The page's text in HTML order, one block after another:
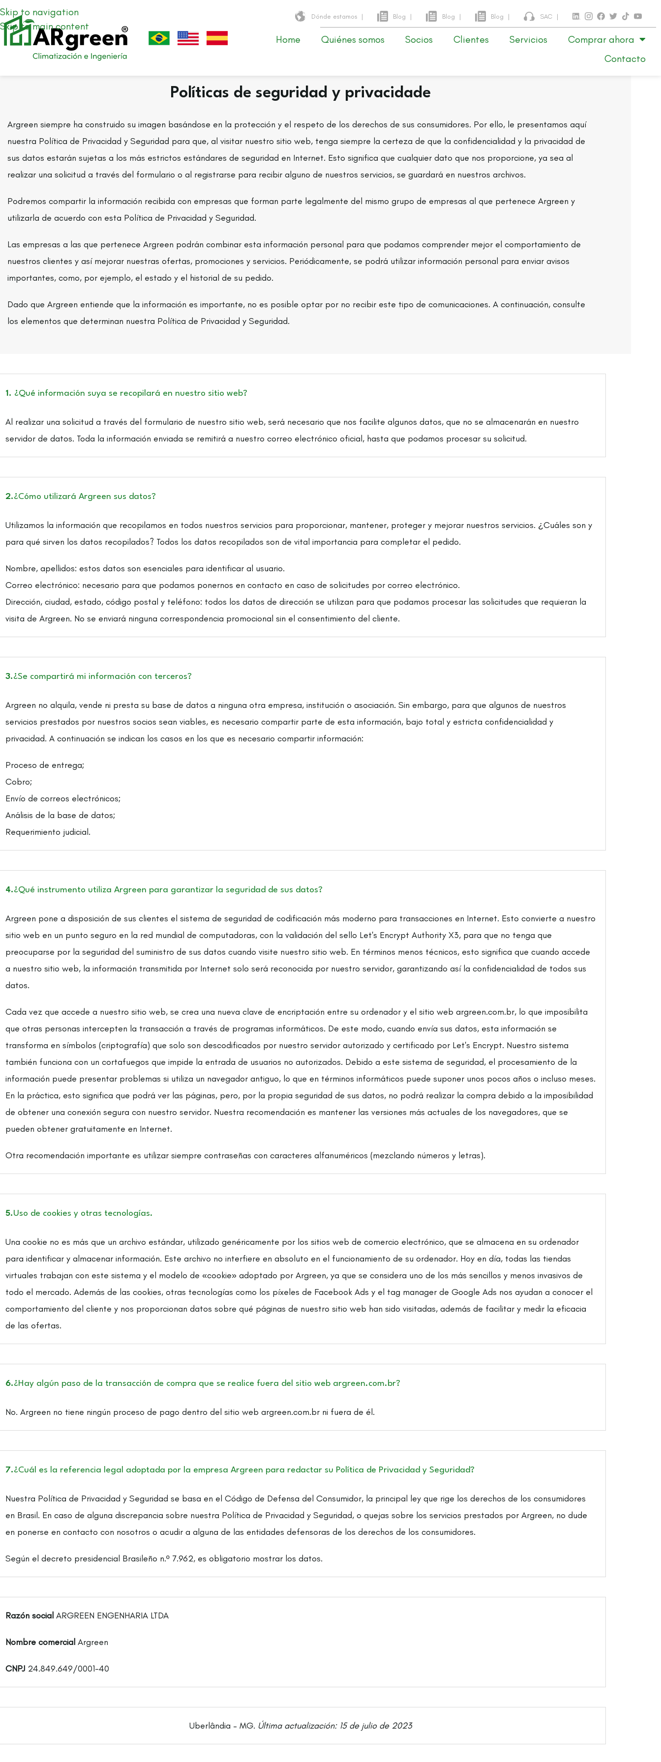
Skip to navigation
Skip to main content
Dónde estamos | Blog | Blog | Blog | SAC |
Home Quiénes somos Socios Clientes Servicios
Comprar ahora
Contacto
Políticas de seguridad y privacidade
Argreen siempre ha construido su imagen basándose en la protección y el respeto de los derechos de sus consumidores. Por ello, le presentamos aquí
nuestra Política de Privacidad y Seguridad para que, al visitar nuestro sitio web, tenga siempre la certeza de que la confidencialidad y la privacidad de
sus datos estarán sujetas a los más estrictos estándares de seguridad en Internet. Esto significa que cualquier dato que nos proporcione, ya sea al
realizar una solicitud a través del formulario o al registrarse para recibir alguno de nuestros servicios, se guardará en nuestros archivos.
Podremos compartir la información recibida con empresas que forman parte legalmente del mismo grupo de empresas al que pertenece Argreen y
utilizarla de acuerdo con esta Política de Privacidad y Seguridad.
Las empresas a las que pertenece Argreen podrán combinar esta información personal para que podamos comprender mejor el comportamiento de
nuestros clientes y así mejorar nuestras ofertas, promociones y servicios. Periódicamente, se podrá utilizar información personal para enviar avisos
importantes, como, por ejemplo, el estado y el historial de su pedido.
Dado que Argreen entiende que la información es importante, no es posible optar por no recibir este tipo de comunicaciones. A continuación, consulte
los elementos que determinan nuestra Política de Privacidad y Seguridad.
1. ¿Qué información suya se recopilará en nuestro sitio web?
Al realizar una solicitud a través del formulario de nuestro sitio web, será necesario que nos facilite algunos datos, que no se almacenarán en nuestro
servidor de datos. Toda la información enviada se remitirá a nuestro correo electrónico oficial, hasta que podamos procesar su solicitud.
2.¿Cómo utilizará Argreen sus datos?
Utilizamos la información que recopilamos en todos nuestros servicios para proporcionar, mantener, proteger y mejorar nuestros servicios. ¿Cuáles son y
para qué sirven los datos recopilados? Todos los datos recopilados son de vital importancia para completar el pedido.
Nombre, apellidos: estos datos son esenciales para identificar al usuario.
Correo electrónico: necesario para que podamos ponernos en contacto en caso de solicitudes por correo electrónico.
Dirección, ciudad, estado, código postal y teléfono: todos los datos de dirección se utilizan para que podamos procesar las solicitudes que requieran la
visita de Argreen. No se enviará ninguna correspondencia promocional sin el consentimiento del cliente.
3.¿Se compartirá mi información con terceros?
Argreen no alquila, vende ni presta su base de datos a ninguna otra empresa, institución o asociación. Sin embargo, para que algunos de nuestros
servicios prestados por nuestros socios sean viables, es necesario compartir parte de esta información, bajo total y estricta confidencialidad y
privacidad. A continuación se indican los casos en los que es necesario compartir información:
Proceso de entrega;
Cobro;
Envío de correos electrónicos;
Análisis de la base de datos;
Requerimiento judicial.
4.¿Qué instrumento utiliza Argreen para garantizar la seguridad de sus datos?
Argreen pone a disposición de sus clientes el sistema de seguridad de codificación más moderno para transacciones en Internet. Esto convierte a nuestro
sitio web en un punto seguro en la red mundial de computadoras, con la validación del sello Let's Encrypt Authority X3, para que no tenga que
preocuparse por la seguridad del suministro de sus datos cuando visite nuestro sitio web. En términos menos técnicos, esto significa que cuando accede
a nuestro sitio web, la información transmitida por Internet solo será reconocida por nuestro servidor, garantizando así la confidencialidad de todos sus
datos.
Cada vez que accede a nuestro sitio web, se crea una nueva clave de encriptación entre su ordenador y el sitio web argreen.com.br, lo que imposibilita
que otras personas intercepten la transacción a través de programas informáticos. De este modo, cuando envía sus datos, esta información se
transforma en símbolos (criptografía) que solo son descodificados por nuestro servidor autorizado y certificado por Let's Encrypt. Nuestro sistema
también funciona con un cortafuegos que impide la entrada de usuarios no autorizados. Debido a este sistema de seguridad, el procesamiento de la
información puede presentar problemas si utiliza un navegador antiguo, lo que en términos informáticos puede suponer unos pocos años o incluso meses.
En la práctica, esto significa que podrá ver las páginas, pero, por la propia seguridad de sus datos, no podrá realizar la compra debido a la imposibilidad
de obtener una conexión segura con nuestro servidor. Nuestra recomendación es mantener las versiones más actuales de los navegadores, que se
pueden obtener gratuitamente en Internet.
Otra recomendación importante es utilizar siempre contraseñas con caracteres alfanuméricos (mezclando números y letras).
5.Uso de cookies y otras tecnologías.
Una cookie no es más que un archivo estándar, utilizado genéricamente por los sitios web de comercio electrónico, que se almacena en su ordenador
para identificar y almacenar información. Este archivo no interfiere en absoluto en el funcionamiento de su ordenador. Hoy en día, todas las tiendas
virtuales trabajan con este sistema y el modelo de «cookie» adoptado por Argreen, ya que se considera uno de los más sencillos y menos invasivos de
todo el mercado. Además de las cookies, otras tecnologías como los píxeles de Facebook Ads y el tag manager de Google Ads nos ayudan a conocer el
comportamiento del cliente y nos proporcionan datos sobre qué páginas de nuestro sitio web han sido visitadas, además de facilitar y medir la eficacia
de las ofertas.
6.¿Hay algún paso de la transacción de compra que se realice fuera del sitio web argreen.com.br?
No. Argreen no tiene ningún proceso de pago dentro del sitio web argreen.com.br ni fuera de él.
7.¿Cuál es la referencia legal adoptada por la empresa Argreen para redactar su Política de Privacidad y Seguridad?
Nuestra Política de Privacidad y Seguridad se basa en el Código de Defensa del Consumidor, la principal ley que rige los derechos de los consumidores
en Brasil. En caso de alguna discrepancia sobre nuestra Política de Privacidad y Seguridad, o quejas sobre los servicios prestados por Argreen, no dude
en ponerse en contacto con nosotros o acudir a alguna de las entidades defensoras de los derechos de los consumidores.
Según el decreto presidencial Brasileño n.º 7.962, es obligatorio mostrar los datos.
Razón social ARGREEN ENGENHARIA LTDA
Nombre comercial Argreen
CNPJ 24.849.649/0001-40
Uberlândia – MG. Última actualización: 15 de julio de 2023